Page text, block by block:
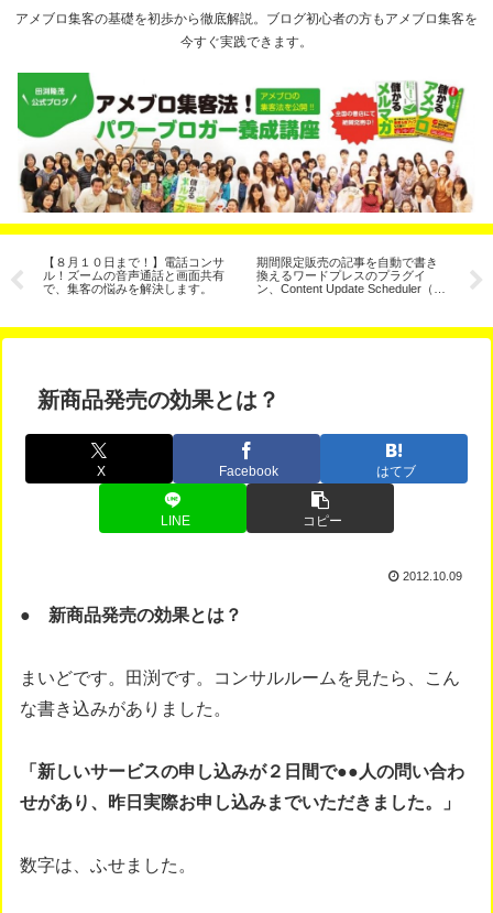
アメブロ集客の基礎を初歩から徹底解説。ブログ初心者の方もアメブロ集客を
今すぐ実践できます。
【８月１０日まで！】電話コンサ
ル！ズームの音声通話と画面共有
で、集客の悩みを解決します。
期間限定販売の記事を自動で書き
換えるワードプレスのプラグイ
ン、Content Update Scheduler（コ
ー
る
新商品発売の効果とは？
X Facebook はてブ
LINE コピー
2012.10.09
● 新商品発売の効果とは？
まいどです。田渕です。コンサルルームを見たら、こん
な書き込みがありました。
「新しいサービスの申し込みが２日間で●●人の問い合わ
せがあり、昨日実際お申し込みまでいただきました。」
数字は、ふせました。